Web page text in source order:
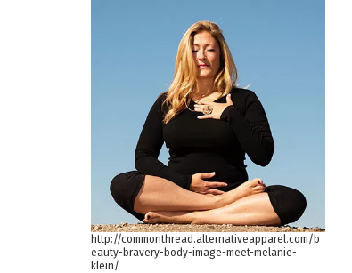
http://commonthread.alternativeapparel.com/b
eauty-bravery-body-image-meet-melanie-
klein/